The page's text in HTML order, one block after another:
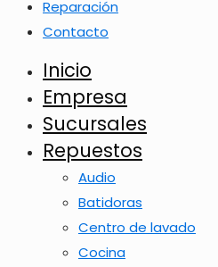
Reparación
Contacto
Inicio
Empresa
Sucursales
Repuestos
Audio
Batidoras
Centro de lavado
Cocina